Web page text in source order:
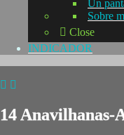
Un
Sobre
Close
INDICADOR
14 Anavilhanas-